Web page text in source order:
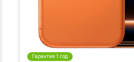
Гарантия 1 год